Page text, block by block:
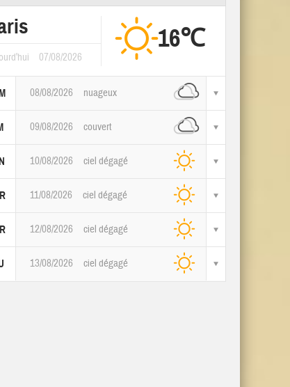
07/08/2026
16℃
08/08/2026 nuageux
09/08/2026 couvert
10/08/2026 ciel dégagé
11/08/2026 ciel dégagé
12/08/2026 ciel dégagé
13/08/2026 ciel dégagé